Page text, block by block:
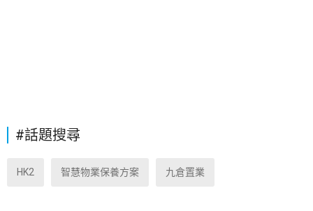
#話題搜尋
HK2 智慧物業保養方案 九倉置業